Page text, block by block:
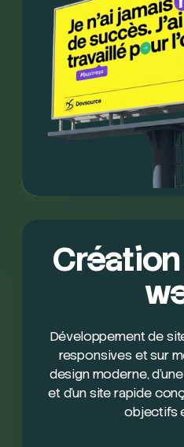
Développement de
responsives et sur
design moderne,
et d’un site rapide
objectifs